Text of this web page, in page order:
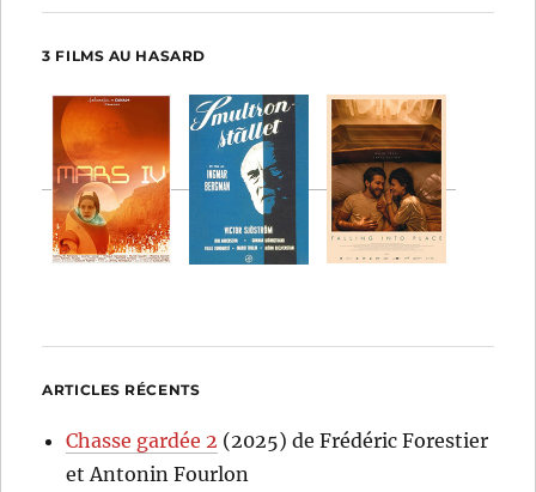
3 FILMS AU HASARD
ARTICLES RÉCENTS
Chasse gardée 2 (2025) de Frédéric Forestier
et Antonin Fourlon